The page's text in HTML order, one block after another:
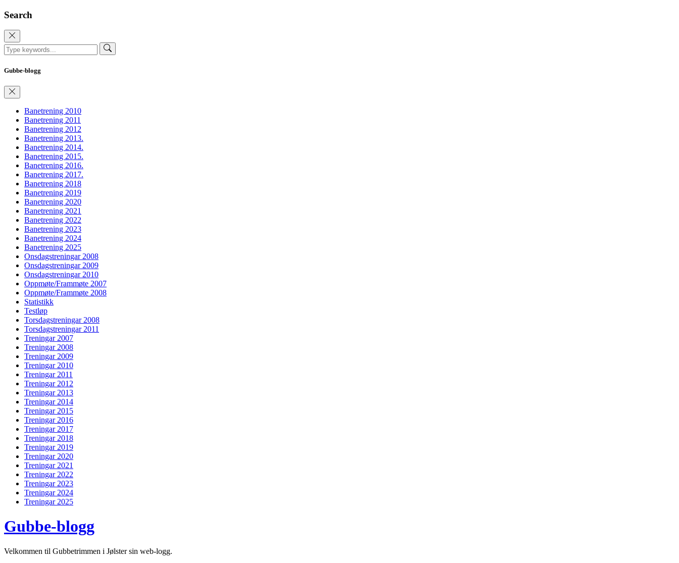
Search
Gubbe-blogg
Banetrening 2010
Banetrening 2011
Banetrening 2012
Banetrening 2013.
Banetrening 2014.
Banetrening 2015.
Banetrening 2016.
Banetrening 2017.
Banetrening 2018
Banetrening 2019
Banetrening 2020
Banetrening 2021
Banetrening 2022
Banetrening 2023
Banetrening 2024
Banetrening 2025
Onsdagstreningar 2008
Onsdagstreningar 2009
Onsdagstreningar 2010
Oppmøte/Frammøte 2007
Oppmøte/Frammøte 2008
Statistikk
Testløp
Torsdagstreningar 2008
Torsdagstreningar 2011
Treningar 2007
Treningar 2008
Treningar 2009
Treningar 2010
Treningar 2011
Treningar 2012
Treningar 2013
Treningar 2014
Treningar 2015
Treningar 2016
Treningar 2017
Treningar 2018
Treningar 2019
Treningar 2020
Treningar 2021
Treningar 2022
Treningar 2023
Treningar 2024
Treningar 2025
Gubbe-blogg
Velkommen til Gubbetrimmen i Jølster sin web-logg.